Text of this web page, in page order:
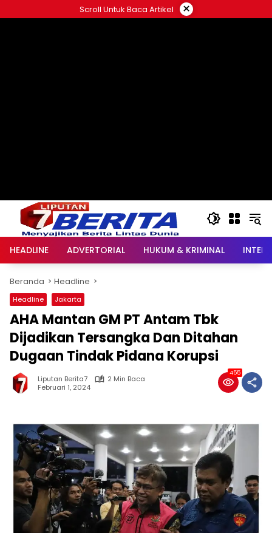
ke
Scroll Untuk Baca Artikel ×
HEADLINE ADVERTORIAL HUKUM & KRIMINAL
Beranda Headline
Headline Jakarta
AHA Mantan GM PT Antam Tbk
Dijadikan Tersangka Dan Ditahan
Dugaan Tindak Pidana Korupsi
Liputan Berita7
2 Min Baca
Februari 1, 2024
455